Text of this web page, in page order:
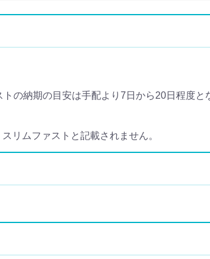
の納期の目安は手配より7日から20日程度と
リムファストと記載されません。